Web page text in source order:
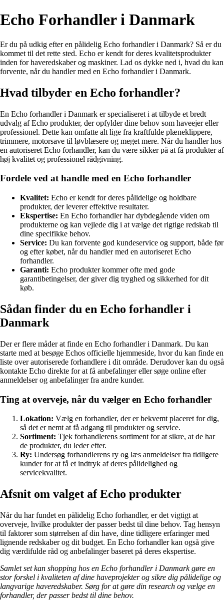
Echo Forhandler i Danmark
Er du på udkig efter en pålidelig Echo forhandler i Danmark? Så er du
kommet til det rette sted. Echo er kendt for deres kvalitetsprodukter
inden for haveredskaber og maskiner. Lad os dykke ned i, hvad du kan
forvente, når du handler med en Echo forhandler i Danmark.
Hvad tilbyder en Echo forhandler?
En Echo forhandler i Danmark er specialiseret i at tilbyde et bredt
udvalg af Echo produkter, der opfylder dine behov som haveejer eller
professionel. Dette kan omfatte alt lige fra kraftfulde plæneklippere,
trimmere, motorsave til løvblæsere og meget mere. Når du handler hos
en autoriseret Echo forhandler, kan du være sikker på at få produkter af
høj kvalitet og professionel rådgivning.
Fordele ved at handle med en Echo forhandler
Kvalitet: Echo er kendt for deres pålidelige og holdbare
produkter, der leverer effektive resultater.
Ekspertise: En Echo forhandler har dybdegående viden om
produkterne og kan vejlede dig i at vælge det rigtige redskab til
dine specifikke behov.
Service: Du kan forvente god kundeservice og support, både før
og efter købet, når du handler med en autoriseret Echo
forhandler.
Garanti: Echo produkter kommer ofte med gode
garantibetingelser, der giver dig tryghed og sikkerhed for dit
køb.
Sådan finder du en Echo forhandler i
Danmark
Der er flere måder at finde en Echo forhandler i Danmark. Du kan
starte med at besøge Echos officielle hjemmeside, hvor du kan finde en
liste over autoriserede forhandlere i dit område. Derudover kan du også
kontakte Echo direkte for at få anbefalinger eller søge online efter
anmeldelser og anbefalinger fra andre kunder.
Ting at overveje, når du vælger en Echo forhandler
Lokation: Vælg en forhandler, der er bekvemt placeret for dig,
så det er nemt at få adgang til produkter og service.
Sortiment: Tjek forhandlerens sortiment for at sikre, at de har
de produkter, du leder efter.
Ry: Undersøg forhandlerens ry og læs anmeldelser fra tidligere
kunder for at få et indtryk af deres pålidelighed og
servicekvalitet.
Afsnit om valget af Echo produkter
Når du har fundet en pålidelig Echo forhandler, er det vigtigt at
overveje, hvilke produkter der passer bedst til dine behov. Tag hensyn
til faktorer som størrelsen af din have, dine tidligere erfaringer med
lignende redskaber og dit budget. En Echo forhandler kan også give
dig værdifulde råd og anbefalinger baseret på deres ekspertise.
Samlet set kan shopping hos en Echo forhandler i Danmark gøre en
stor forskel i kvaliteten af dine haveprojekter og sikre dig pålidelige og
langvarige haveredskaber. Sørg for at gøre din research og vælge en
forhandler, der passer bedst til dine behov.